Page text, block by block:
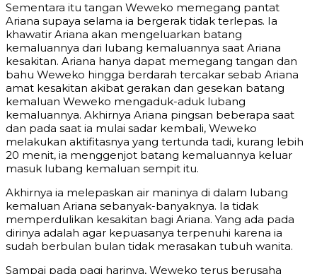
Sementara itu tangan Weweko memegang pantat
Ariana supaya selama ia bergerak tidak terlepas. Ia
khawatir Ariana akan mengeluarkan batang
kemaluannya dari lubang kemaluannya saat Ariana
kesakitan. Ariana hanya dapat memegang tangan dan
bahu Weweko hingga berdarah tercakar sebab Ariana
amat kesakitan akibat gerakan dan gesekan batang
kemaluan Weweko mengaduk-aduk lubang
kemaluannya. Akhirnya Ariana pingsan beberapa saat
dan pada saat ia mulai sadar kembali, Weweko
melakukan aktifitasnya yang tertunda tadi, kurang lebih
20 menit, ia menggenjot batang kemaluannya keluar
masuk lubang kemaluan sempit itu.
Akhirnya ia melepaskan air maninya di dalam lubang
kemaluan Ariana sebanyak-banyaknya. Ia tidak
memperdulikan kesakitan bagi Ariana. Yang ada pada
dirinya adalah agar kepuasanya terpenuhi karena ia
sudah berbulan bulan tidak merasakan tubuh wanita.
Sampai pada pagi harinya, Weweko terus berusaha